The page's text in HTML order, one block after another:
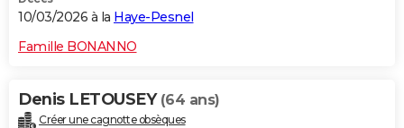
10/03/2026 à la Haye-Pesnel
Famille BONANNO
Denis LETOUSEY (64 ans)
Créer une cagnotte obsèques